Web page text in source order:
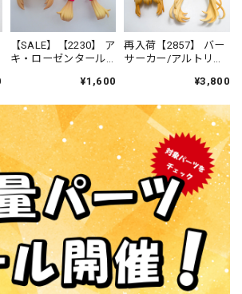
【SALE】【2230】 ア
キ・ローゼンタール
¥1,600
再入荷【2857】 バー
サーカー/アルトリ
ーツ うさ耳ツインテ
¥3,800